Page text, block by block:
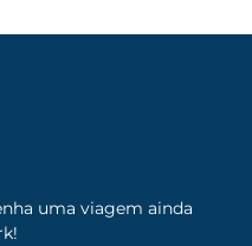
uma viagem ainda